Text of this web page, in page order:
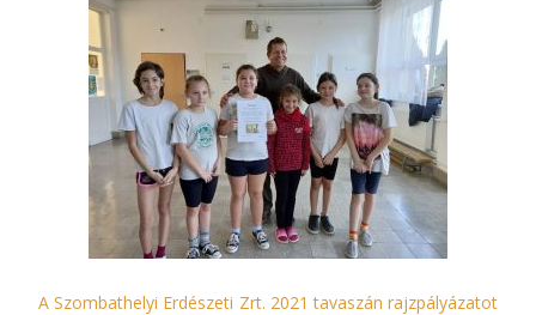
A Szombathelyi Erdészeti Zrt. 2021 tavaszán rajzpályázatot